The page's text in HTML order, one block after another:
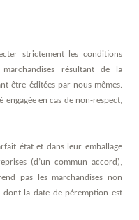
strictement les conditions
résultant de la
être éditées par nous-mêmes.
en cas de non-respect,
état et dans leur emballage
(d’un commun accord),
pas les marchandises non
dont la date de péremption est